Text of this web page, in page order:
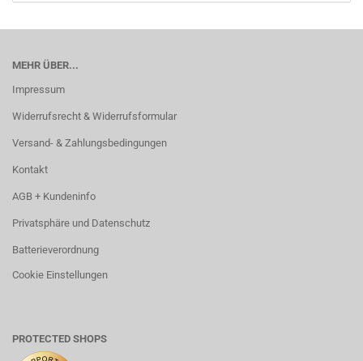
MEHR ÜBER...
Impressum
Widerrufsrecht & Widerrufsformular
Versand- & Zahlungsbedingungen
Kontakt
AGB + Kundeninfo
Privatsphäre und Datenschutz
Batterieverordnung
Cookie Einstellungen
PROTECTED SHOPS